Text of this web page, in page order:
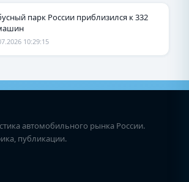
парк России приблизился к 332
10:29:15
автомобильного рынка России.
публикации.